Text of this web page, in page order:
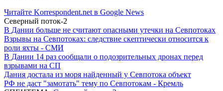
Читайте Korrespondent.net в Google News
Северный поток-2
В Дании больше не считают опасными утечки на Севпотоках
Взрывы на Севпотоках: следствие скептически относится к
роли яхты - СМИ
В Дании 14 раз сообщали о подозрительных дронах перед
взрывами на СП
Дания достала из моря найденный у Севпотока объект
РФ не даст "замотать" тему по Севпотокам - Кремль